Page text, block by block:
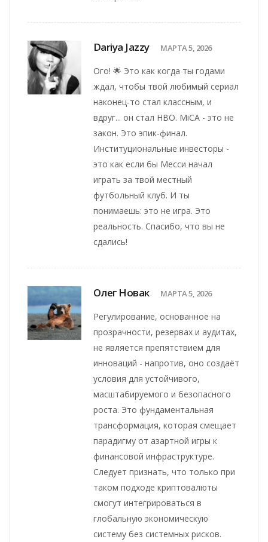
Dariya Jazzy МАРТА 5, 2026
Ого! 🌟 Это как когда ты годами
ждал, чтобы твой любимый сериал
наконец-то стал классным, и
вдруг... он стал HBO. MiCA - это не
закон. Это эпик-финал.
Институциональные инвесторы -
это как если бы Месси начал
играть за твой местный
футбольный клуб. И ты
понимаешь: это не игра. Это
реальность. Спасибо, что вы не
сдались!
Олег Новак МАРТА 5, 2026
Регулирование, основанное на
прозрачности, резервах и аудитах,
не является препятствием для
инноваций - напротив, оно создаёт
условия для устойчивого,
масштабируемого и безопасного
роста. Это фундаментальная
трансформация, которая смещает
парадигму от азартной игры к
финансовой инфраструктуре.
Следует признать, что только при
таком подходе криптовалюты
смогут интегрироваться в
глобальную экономическую
систему без системных рисков.